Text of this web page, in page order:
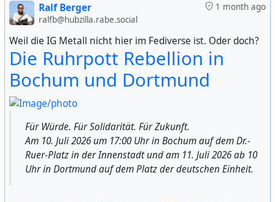
Aktionstag am 26. September:
Wir machen bundesweit gemeinsam mit dem DGB und
seinen Mitgliedsgewerkschaften mobil. Wir gehen auf
die Straße und demonstrieren für eine solidarisch
finanzierte soziale Gesellschaft. Sei dabei!
https://www.verdi.de/stabilbleiben-
sozialgestalten/rette-uns-den-sozialstaat
1 month ago
Ralf Berger
ralfb@hubzilla.rabe.social
Weil die IG Metall nicht hier im Fediverse ist. Oder doch?
Die Ruhrpott Rebellion in
Bochum und Dortmund
Für Würde. Für Solidarität. Für Zukunft.
Am 10. Juli 2026 um 17:00 Uhr in Bochum auf dem Dr.-
Ruer-Platz in der Innenstadt und am 11. Juli 2026 ab 10
Uhr in Dortmund auf dem Platz der deutschen Einheit.